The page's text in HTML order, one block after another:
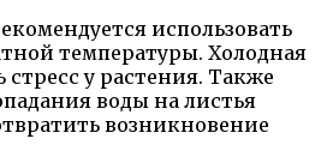
использовать
температуры. Холодная
у растения. Также
воды на листья
возникновение